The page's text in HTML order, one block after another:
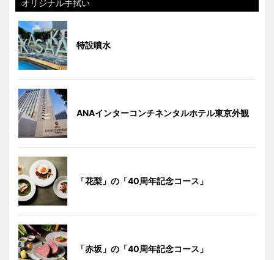
オリジナル手拭い
特設噴水
ANAインターコンチネンタルホテル東京外観
「花梨」の「40周年記念コース」
「赤坂」の「40周年記念コース」